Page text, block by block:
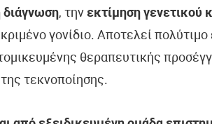
διάγνωση, την εκτίμηση γενετικού
γονίδιο. Αποτελεί πολύτιμο
θεραπευτικής
τεκνοποίησης.